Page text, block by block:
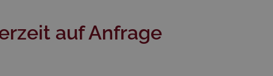
auf Anfrage